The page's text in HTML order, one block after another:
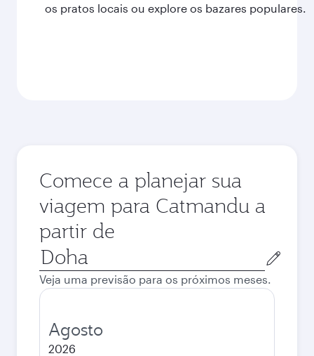
os pratos locais ou explore os bazares populares.
Comece a planejar sua
viagem para Catmandu a
partir de
Cidade
de
origem
Veja uma previsão para os próximos meses.
Agosto
2026